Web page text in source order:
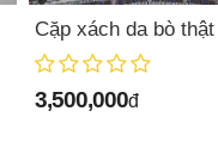
Cặp xách da bò thật
3,500,000đ